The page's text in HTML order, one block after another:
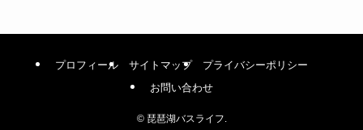
プロフィール サイトマップ
プライバシーポリシー
お問い合わせ
©琵琶湖バスライフ.